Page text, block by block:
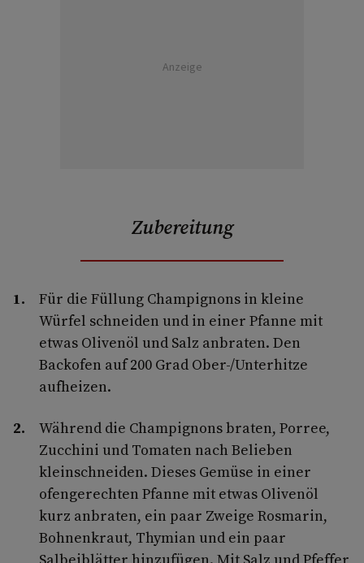
Anzeige
Zubereitung
Für die Füllung Champignons in kleine
Würfel schneiden und in einer Pfanne mit
etwas Olivenöl und Salz anbraten. Den
Backofen auf 200 Grad Ober-/Unterhitze
aufheizen.
Während die Champignons braten, Porree,
Zucchini und Tomaten nach Belieben
kleinschneiden. Dieses Gemüse in einer
ofengerechten Pfanne mit etwas Olivenöl
kurz anbraten, ein paar Zweige Rosmarin,
Bohnenkraut, Thymian und ein paar